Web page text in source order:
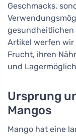
Geschmacks,
gesundheitlichen
Artikel werfen
Frucht, ihren
und
Ursprung
Mangos
Mango hat eine